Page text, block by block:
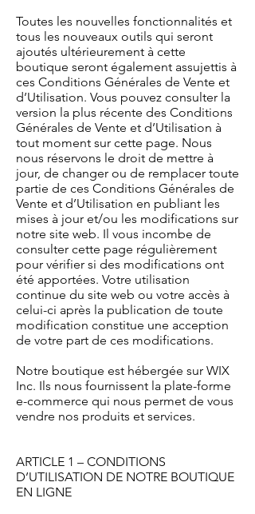
Toutes les nouvelles fonctionnalités et
tous les nouveaux outils qui seront
ajoutés ultérieurement à cette
boutique seront également assujettis à
ces Conditions Générales de Vente et
d’Utilisation. Vous pouvez consulter la
version la plus récente des Conditions
Générales de Vente et d’Utilisation à
tout moment sur cette page. Nous
nous réservons le droit de mettre à
jour, de changer ou de remplacer toute
partie de ces Conditions Générales de
Vente et d’Utilisation en publiant les
mises à jour et/ou les modifications sur
notre site web. Il vous incombe de
consulter cette page régulièrement
pour vérifier si des modifications ont
été apportées. Votre utilisation
continue du site web ou votre accès à
celui-ci après la publication de toute
modification constitue une acception
de votre part de ces modifications.
Notre boutique est hébergée sur WIX
Inc. Ils nous fournissent la plate-forme
e-commerce qui nous permet de vous
vendre nos produits et services.
ARTICLE 1 – CONDITIONS
D’UTILISATION DE NOTRE BOUTIQUE
EN LIGNE